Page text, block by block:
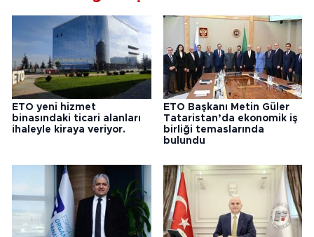
ETO yeni hizmet
binasındaki ticari alanları
ihaleyle kiraya veriyor.
ETO Başkanı Metin Güler
Tataristan’da ekonomik iş
birliği temaslarında
bulundu